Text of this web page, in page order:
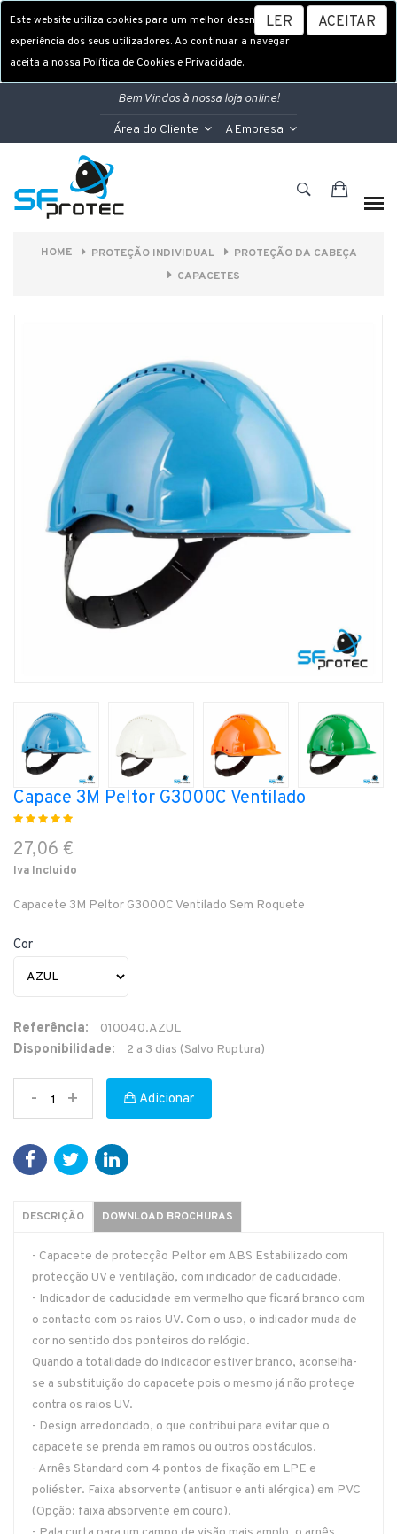
Este website utiliza cookies para um melhor desempenho e
experiência dos seus utilizadores. Ao continuar a navegar
aceita a nossa Política de Cookies e Privacidade.
LER ACEITAR
Bem Vindos à nossa loja online!
Área do Cliente A Empresa
HOME PROTEÇÃO INDIVIDUAL
PROTEÇÃO DA CABEÇA
CAPACETES
Capace 3M Peltor G3000C Ventilado
27,06 €
Iva Incluido
Capacete 3M Peltor G3000C Ventilado Sem Roquete
Cor
Referência: 010040.AZUL
Disponibilidade: 2 a 3 dias (Salvo Ruptura)
- + Adicionar
DESCRIÇÃO DOWNLOAD BROCHURAS
- Capacete de protecção Peltor em ABS Estabilizado com
protecção UV e ventilação, com indicador de caducidade.
- Indicador de caducidade em vermelho que ficará branco com
o contacto com os raios UV. Com o uso, o indicador muda de
cor no sentido dos ponteiros do relógio.
Quando a totalidade do indicador estiver branco, aconselha-
se a substituição do capacete pois o mesmo já não protege
contra os raios UV.
- Design arredondado, o que contribui para evitar que o
capacete se prenda em ramos ou outros obstáculos.
- Arnês Standard com 4 pontos de fixação em LPE e
poliéster. Faixa absorvente (antisuor e anti alérgica) em PVC
(Opção: faixa absorvente em couro).